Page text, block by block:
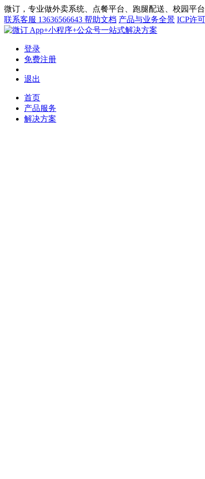
微订，专业做外卖系统、点餐平台、跑腿配送、校园平
联系客服 13636566643 帮助文档 产品与业务全景 ICP许
App+小程序+公众号一站式解决方案
登录
免费注册
退出
首页
产品服务
解决方案